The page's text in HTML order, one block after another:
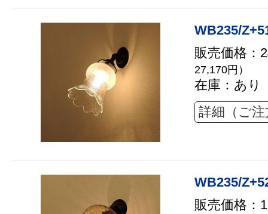
WB235/
販売価格：
27,170円）
在庫：あり
詳細（ご
WB235/
販売価格：